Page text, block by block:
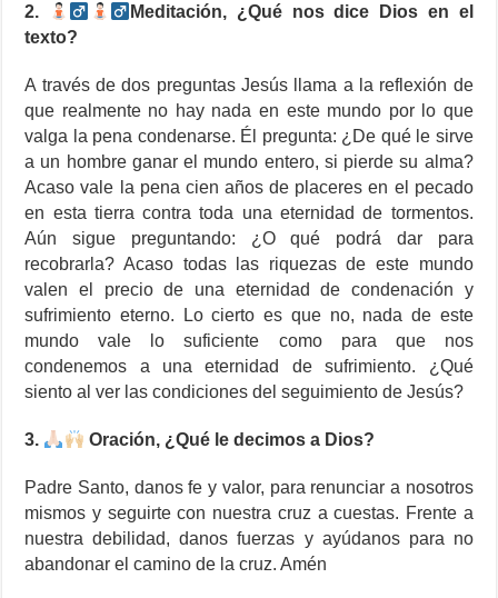
2.
Meditación, ¿Qué nos dice Dios en el
texto?
A través de dos preguntas Jesús llama a la reflexión de
que realmente no hay nada en este mundo por lo que
valga la pena condenarse. Él pregunta: ¿De qué le sirve
a un hombre ganar el mundo entero, si pierde su alma?
Acaso vale la pena cien años de placeres en el pecado
en esta tierra contra toda una eternidad de tormentos.
Aún sigue preguntando: ¿O qué podrá dar para
recobrarla? Acaso todas las riquezas de este mundo
valen el precio de una eternidad de condenación y
sufrimiento eterno. Lo cierto es que no, nada de este
mundo vale lo suficiente como para que nos
condenemos a una eternidad de sufrimiento. ¿Qué
siento al ver las condiciones del seguimiento de Jesús?
3. Oración, ¿Qué le decimos a Dios?
Padre Santo, danos fe y valor, para renunciar a nosotros
mismos y seguirte con nuestra cruz a cuestas. Frente a
nuestra debilidad, danos fuerzas y ayúdanos para no
abandonar el camino de la cruz. Amén